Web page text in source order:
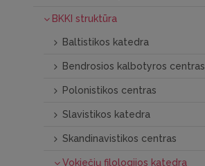
BKKI struktūra
Baltistikos katedra
Bendrosios kalbotyros centras
Polonistikos centras
Slavistikos katedra
Skandinavistikos centras
Vokiečių filologijos katedra